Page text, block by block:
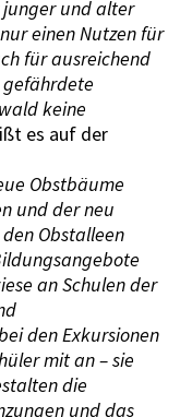
junger und alter
einen Nutzen für
für ausreichend
keine
es auf der
Obstbäume
und der neu
Obstalleen
an Schulen der
den Exkursionen
mit an – sie
die
und das